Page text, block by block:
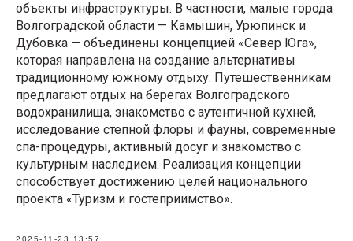
объекты инфраструктуры. В частности, малые города
Волгоградской области — Камышин, Урюпинск и
Дубовка — объединены концепцией «Север Юга»,
которая направлена на создание альтернативы
традиционному южному отдыху. Путешественникам
предлагают отдых на берегах Волгоградского
водохранилища, знакомство с аутентичной кухней,
исследование степной флоры и фауны, современные
спа-процедуры, активный досуг и знакомство с
культурным наследием. Реализация концепции
способствует достижению целей национального
проекта «Туризм и гостеприимство».
2025-11-23 13:57